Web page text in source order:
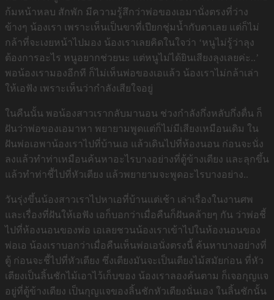
ก้มหน้าหลบ สักพัก มีความรู้สึกว่าพ่อของเอมานั่งตรงที่ว่าง
ข้างๆ น้องเรา เพราะเห็นเป็นขาที่เปียกชุ่มน้ำกับตาเลย แต่ก็ไม่
กล้าที่จะเงยหน้าไปมอง น้องเราเลยคิดในใจว่า ‘หนูไม่รู้ว่าลุง
ต้องการอะไร หนูอยากช่วยนะ แต่หนูไม่ได้ยินเสียงลุงเลยค่ะ..’
พอน้องเรามองอีกที ก็ไม่เห็นพ่อของเอแล้ว น้องเราไม่กล้าเล่า
ให้เอฟัง เพราะเห็นว่ากำลังเสียใจอยู่
ในคืนนั้น พอน้องสาวเรากลับมานอน ช่วงกำลังกึ่งหลับกึ่งตื่น ก็
ฝันว่าพ่อของเอมาหา พยายามพูดแต่ก็ไม่มีเสียงเหมือนเดิม ใน
ฝันพ่อเอพาน้องเราไปที่บ้านเอ แล้วเดินไปที่ห้องนอน ก่อนจะนั่ง
ลงแล้วทำท่าเหมือนค้นหาอะไรบางอย่างที่ตู้ข้างเตียง และลุกขึ้น
แล้วทำท่าชี้ไปที่หัวเตียง แล้วพยายามจะพูดอะไรบางอย่าง..
วันรุ่งขึ้นน้องสาวเราไปหาเอที่บ้านแต่เช้า เล่าเรื่องในงานศพ
และเรื่องที่ฝันให้เอฟัง เอก็บอกว่าเมื่อคืนก็ฝันคล้ายๆ กัน ว่าพ่อชี้
ไปที่ห้องนอนของพ่อ เอเลยชวนน้องเราเข้าไปในห้องนอนของ
พ่อเอ น้องเราบอกว่าเมื่อคืนเห็นพ่อเอนั่งตรงนี้ ค้นหาบางอย่างที่
ตู้ ก่อนจะชี้ไปที่หัวเตียง ซึ่งเตียงมันจะเป็นเตียงไม้สมัยก่อน ที่หัว
เตียงเป็นลิ้นชักไม้เอาไว้เก็บของ น้องเราลองค้นตาม ก็เจอกุญแจ
อยู่ที่ตู้ข้างเตียง เป็นกุญแจของลิ้นชักหัวเตียงนั่นเอง ในลิ้นชักนั้น